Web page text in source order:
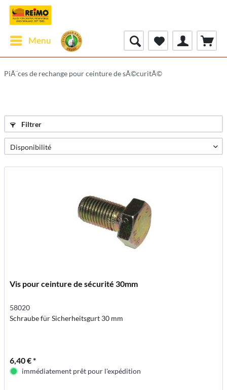
Menu
PiÃ¨ces de rechange pour ceinture de sÃ©curitÃ©
Filtrer
Vis pour ceinture de sécurité 30mm
58020
Schraube für Sicherheitsgurt 30 mm
6,40 € *
immédiatement prêt pour l'expédition